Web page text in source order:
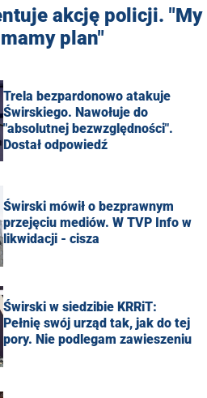
akcję policji. "My
plan"
Trela bezpardonowo atakuje
Świrskiego. Nawołuje do
"absolutnej bezwzględności".
Dostał odpowiedź
Świrski mówił o bezprawnym
przejęciu mediów. W TVP Info w
likwidacji - cisza
Świrski w siedzibie KRRiT:
Pełnię swój urząd tak, jak do tej
pory. Nie podlegam zawieszeniu